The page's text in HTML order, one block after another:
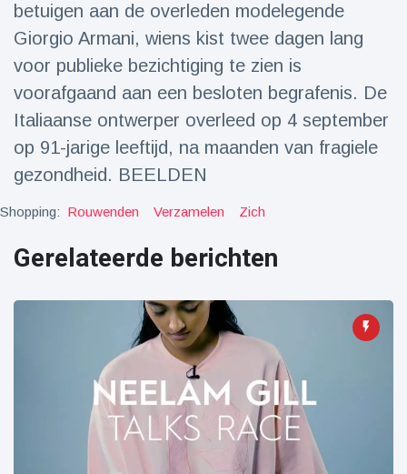
Draakachtig
zeedier
aangespoeld
op
Adembenemende
beelden:
acrobaat toont
spectaculaire
stunts
17 July
30 Bekeken
Een van de
radiotelescopen
ter wereld stort
9 May
16035 Bekeken
op
betuigen aan de overleden modelegende
Giorgio Armani, wiens kist twee dagen lang
voor publieke bezichtiging te zien is
voorafgaand aan een besloten begrafenis. De
Italiaanse ontwerper overleed op 4 september
op 91-jarige leeftijd, na maanden van fragiele
gezondheid. BEELDEN
Shopping: Rouwenden Verzamelen Zich
Gerelateerde berichten